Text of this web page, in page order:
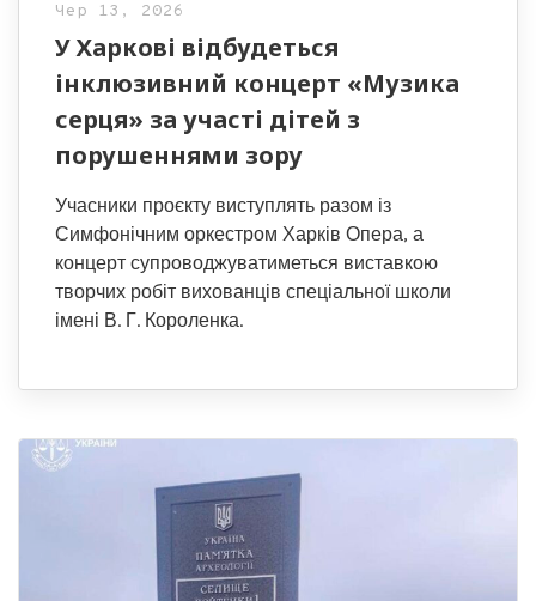
Чер 13, 2026
У Харкові відбудеться
інклюзивний концерт «Музика
серця» за участі дітей з
порушеннями зору
Учасники проєкту виступлять разом із
Симфонічним оркестром Харків Опера, а
концерт супроводжуватиметься виставкою
творчих робіт вихованців спеціальної школи
імені В. Г. Короленка.